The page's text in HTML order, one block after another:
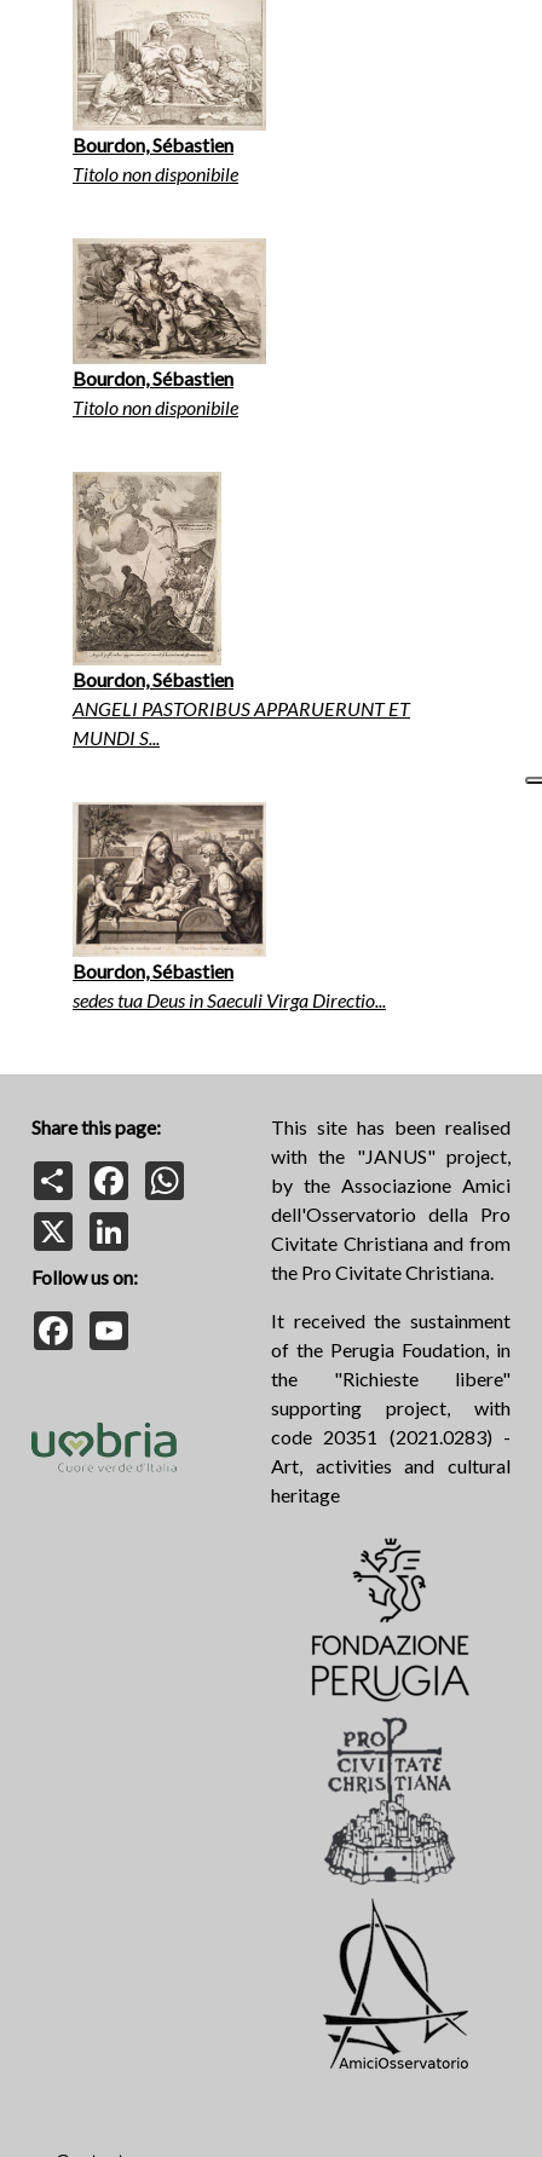
Bourdon, Sébastien
Titolo non disponibile
Bourdon, Sébastien
Titolo non disponibile
Bourdon, Sébastien
ANGELI PASTORIBUS APPARUERUNT ET
MUNDI S...
Bourdon, Sébastien
sedes tua Deus in Saeculi Virga Directio...
Share this page:
Share
Facebook
Follow us on:
Facebook
This site has been realised
with the "JANUS" project,
by the Associazione Amici
dell'Osservatorio della Pro
Civitate Christiana and from
the Pro Civitate Christiana.
It received the sustainment
of the Perugia Foudation, in
the "Richieste libere"
supporting project, with
code 20351 (2021.0283) -
Art, activities and cultural
heritage